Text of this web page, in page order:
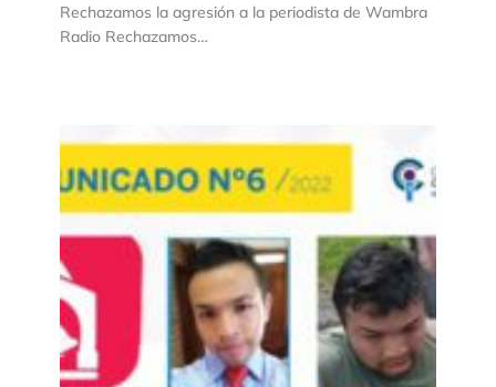
Rechazamos la agresión a la periodista de Wambra
Radio Rechazamos…